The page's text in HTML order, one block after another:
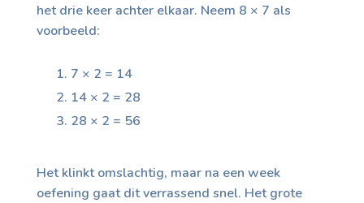
het drie keer achter elkaar. Neem 8 × 7 als
voorbeeld:
7 × 2 = 14
14 × 2 = 28
28 × 2 = 56
Het klinkt omslachtig, maar na een week
oefening gaat dit verrassend snel. Het grote